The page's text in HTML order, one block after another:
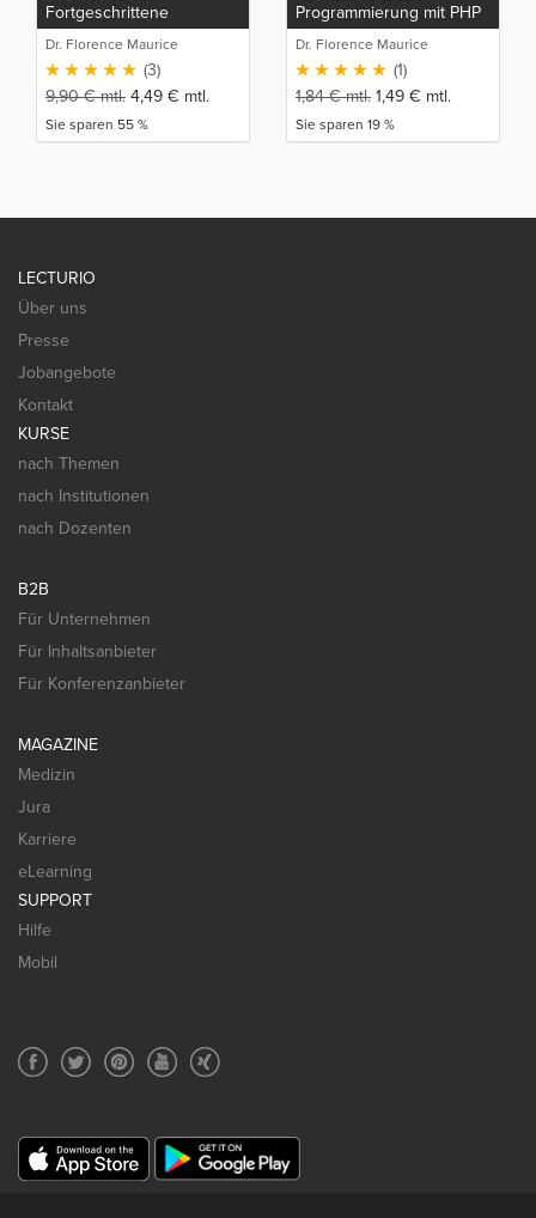
Fortgeschrittene
Dr. Florence Maurice
(3)
9,90€mtl. 4,49 € mtl.
Sie sparen 55 %
Programmierung mit PHP
Dr. Florence Maurice
(1)
1,84€mtl. 1,49 € mtl.
Sie sparen 19 %
LECTURIO
Über uns
Presse
Jobangebote
Kontakt
KURSE
nach Themen
nach Institutionen
nach Dozenten
B2B
Für Unternehmen
Für Inhaltsanbieter
Für Konferenzanbieter
MAGAZINE
Medizin
Jura
Karriere
eLearning
SUPPORT
Hilfe
Mobil